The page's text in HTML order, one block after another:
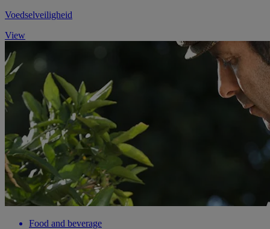
Voedselveiligheid
View
Food and beverage